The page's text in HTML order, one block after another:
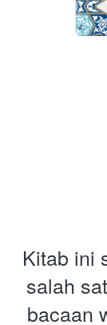
Kitab ini
salah
bacaan